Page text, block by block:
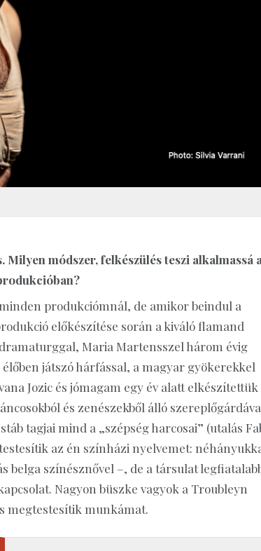
módszer, felkészülés teszi alkalmassá
produkciómnál, de amikor beindul a
előkészítése során a kiváló flamand
Maria Martensszel három évig
játszó hárfással, a magyar gyökerekkel
Jozic és jómagam egy év alatt elkészítettük
és zenészekből álló
tagjai mind a „szépség harcosai” (utalás
az én színházi nyelvemet:
belga színésznővel –, de a társulat
Nagyon büszke vagyok a Troubleyn
megtestesítik munkámat.